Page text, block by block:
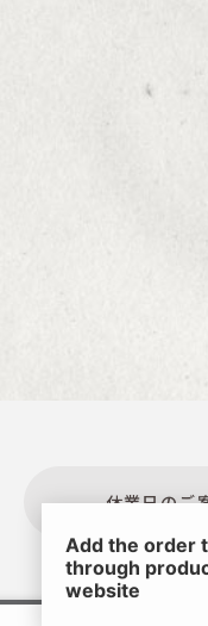
休業日のご